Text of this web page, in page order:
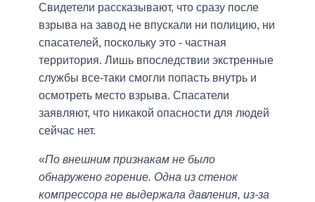
Свидетели рассказывают, что сразу после
взрыва на завод не впускали ни полицию, ни
спасателей, поскольку это - частная
территория. Лишь впоследствии экстренные
службы все-таки смогли попасть внутрь и
осмотреть место взрыва. Спасатели
заявляют, что никакой опасности для людей
сейчас нет.
«По внешним признакам не было
обнаружено горение. Одна из стенок
компрессора не выдержала давления, из-за